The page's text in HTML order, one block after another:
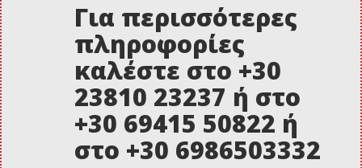
Για περισσότερες
πληροφορίες
καλέστε στο +30
23810 23237 ή στο
+30 69415 50822 ή
στο +30 6986503332